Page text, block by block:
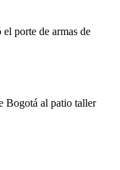
porte de armas de